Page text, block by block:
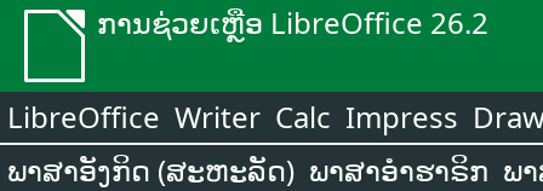
ການຊ່ວຍເຫຼືອ LibreOffice 26.2
LibreOffice Writer Calc Impress
ພາສາອັງກິດ (ສະຫະລັດ) ພາສາອຳຮາຣິກ ພ